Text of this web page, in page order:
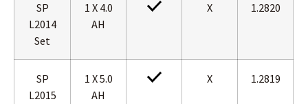
SP
L2014
Set
1 X 4.0
AH
X 1.2820
SP
L2015
1 X 5.0
AH
X 1.2819